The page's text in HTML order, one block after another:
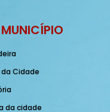
MUNICÍPIO
da Cidade
da cidade